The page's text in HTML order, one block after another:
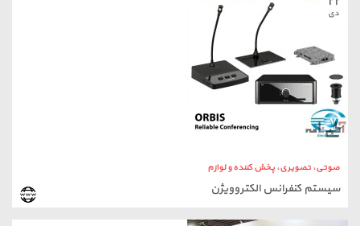
صوتی، تصویری، پخش کننده و لوازم
سیستم کنفرانس الکتروویژن
۰۲
اردیبهشت